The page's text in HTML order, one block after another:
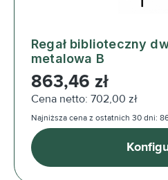
Regał biblioteczny
metalowa B
Cena regularna:
863,46 zł
Cena netto: 702,00 zł
Najniższa cena z ostatnich 30 dni: